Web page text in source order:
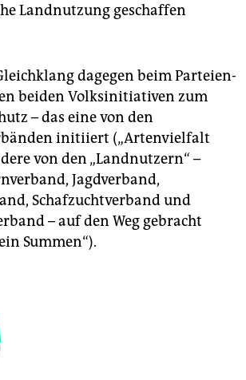
Landnutzung geschaffen
dagegen beim Parteien-
beiden Volksinitiativen zum
– das eine von den
initiiert („Artenvielfalt
von den „Landnutzern“ –
Jagdverband,
Schafzuchtverband und
– auf den Weg gebracht
Summen“).